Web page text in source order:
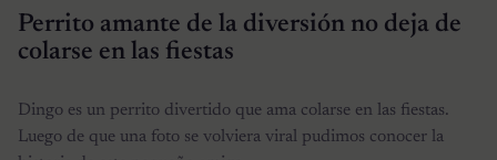
Perrito amante de la diversión no deja de
colarse en las fiestas
Dingo es un perrito divertido que ama colarse en las fiestas.
Luego de que una foto se volviera viral pudimos conocer la